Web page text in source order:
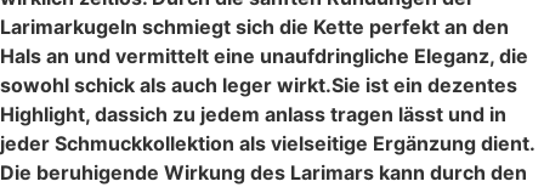
Larimarkugeln schmiegt sich die Kette perfekt an den
Hals an und vermittelt eine unaufdringliche Eleganz, die
sowohl schick als auch leger wirkt.Sie ist ein dezentes
Highlight, dassich zu jedem anlass tragen lässt und in
jeder Schmuckkollektion als vielseitige Ergänzung dient.
Die beruhigende Wirkung des Larimars kann durch den